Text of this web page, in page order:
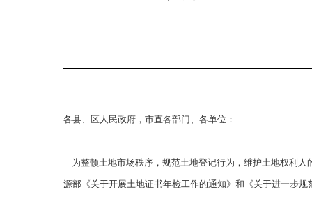
各县、区人民政府，市直各部门、各单位：
为整顿土地市场秩序，规范土地登记行为，维护土地权利
源部《关于开展土地证书年检工作的通知》和《关于进一步